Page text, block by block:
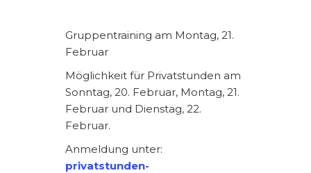
Gruppentraining am Montag, 21.
Februar
Möglichkeit für Privatstunden am
Sonntag, 20. Februar, Montag, 21.
Februar und Dienstag, 22.
Februar.
Anmeldung unter:
privatstunden-